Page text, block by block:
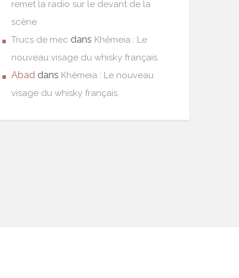
remet la radio sur le devant de la
scène
Trucs de mec dans Khêmeia : Le
nouveau visage du whisky français.
Abad dans Khêmeia : Le nouveau
visage du whisky français.